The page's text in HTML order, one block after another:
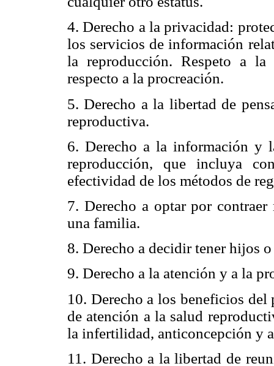
4. Derecho a la privacidad:
los servicios de información
la reproducción. Respeto a
respecto a la procreación.
5. Derecho a la libertad de
reproductiva.
6. Derecho a la información y
reproducción, que incluya
efectividad de los métodos de
7. Derecho a optar por
una familia.
8. Derecho a decidir tener hijos
9. Derecho a la atención y a la
10. Derecho a los beneficios
de atención a la salud
la infertilidad, anticoncepción y
11. Derecho a la libertad de